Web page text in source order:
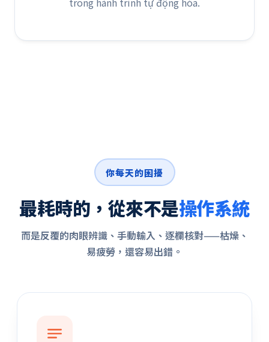
你每天的困擾
最耗時的，從來不是操作系統
而是反覆的肉眼辨識、手動輸入、逐欄核對——枯燥、
易疲勞，還容易出錯。